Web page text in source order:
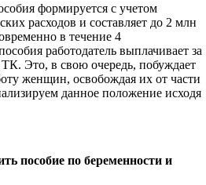
формируется с учетом
расходов и составляет до 2 млн
в течение 4
работодатель выплачивает за
ТК. Это, в свою очередь, побуждает
женщин, освобождая их от части
данное положение исходя
пособие по беременности и